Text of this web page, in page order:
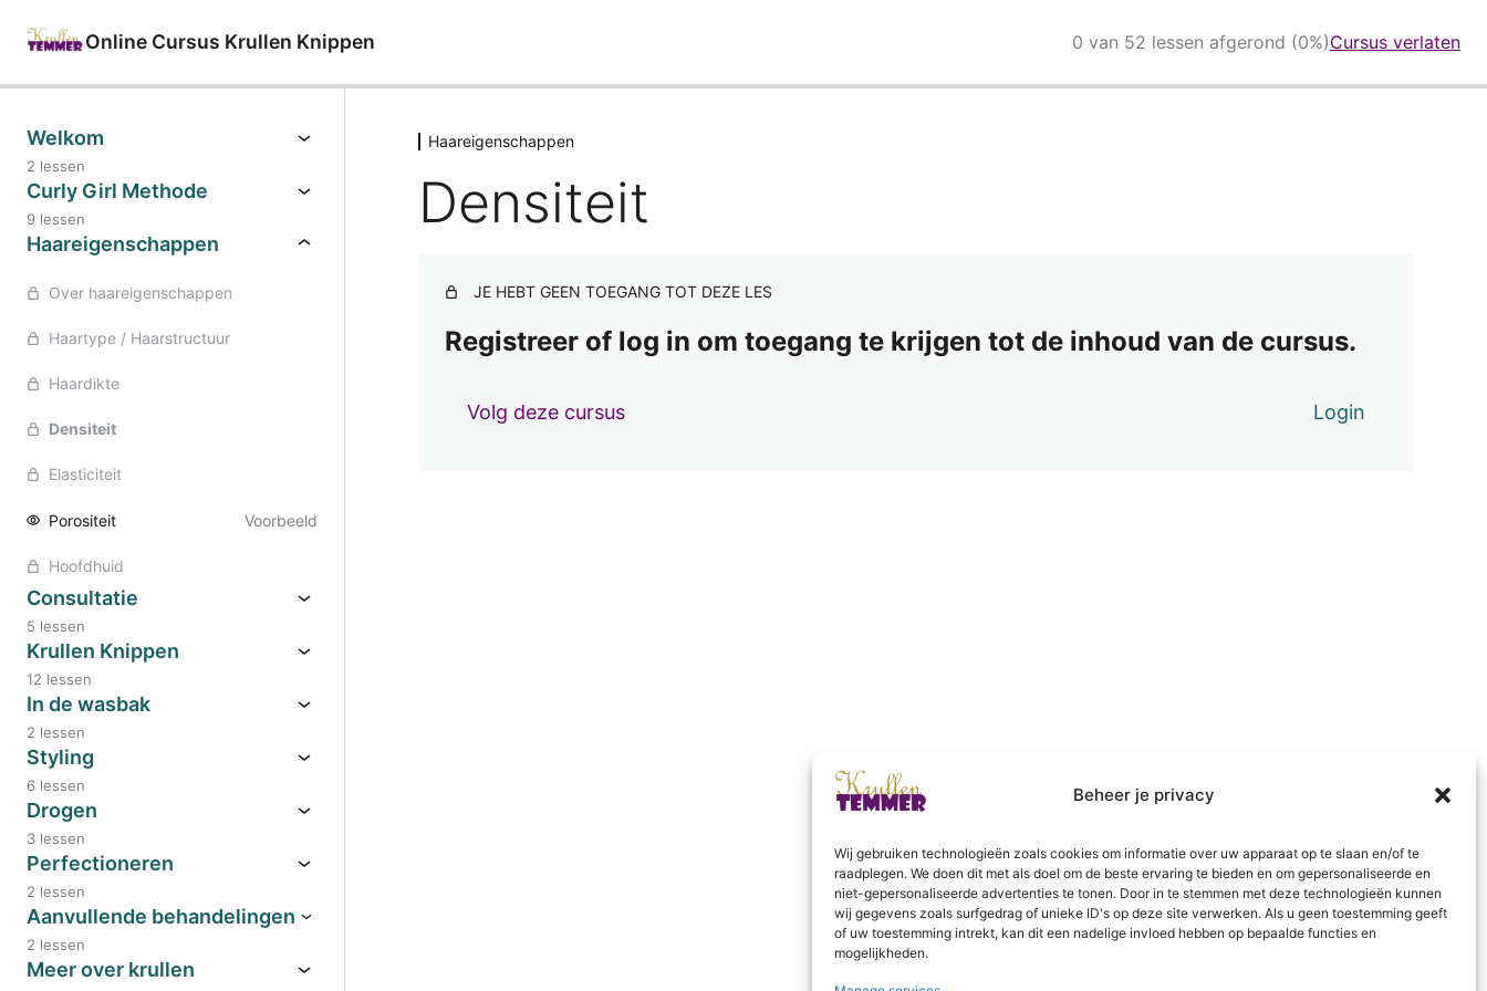
Beheer je privacy
Wij gebruiken technologieën zoals cookies om informatie over uw apparaat op te slaan en/of te
raadplegen. We doen dit met als doel om de beste ervaring te bieden en om gepersonaliseerde en
niet-gepersonaliseerde advertenties te tonen. Door in te stemmen met deze technologieën kunnen
wij gegevens zoals surfgedrag of unieke ID's op deze site verwerken. Als u geen toestemming geeft
of uw toestemming intrekt, kan dit een nadelige invloed hebben op bepaalde functies en
mogelijkheden.
Online Cursus Krullen Knippen 0 van 52 lessen afgerond (0%)Cursus verlaten
Welkom
2 lessen
Curly Girl Methode
9 lessen
Haareigenschappen
Over haareigenschappen
Haartype / Haarstructuur
Haardikte
Densiteit
Elasticiteit
Porositeit Voorbeeld
Hoofdhuid
Consultatie
5 lessen
Krullen Knippen
12 lessen
In de wasbak
2 lessen
Styling
6 lessen
Drogen
3 lessen
Perfectioneren
2 lessen
Aanvullende behandelingen
2 lessen
Meer over krullen
Haareigenschappen
Densiteit
JE HEBT GEEN TOEGANG TOT DEZE LES
Registreer of log in om toegang te krijgen tot de inhoud van de cursus.
Volg deze cursus Login